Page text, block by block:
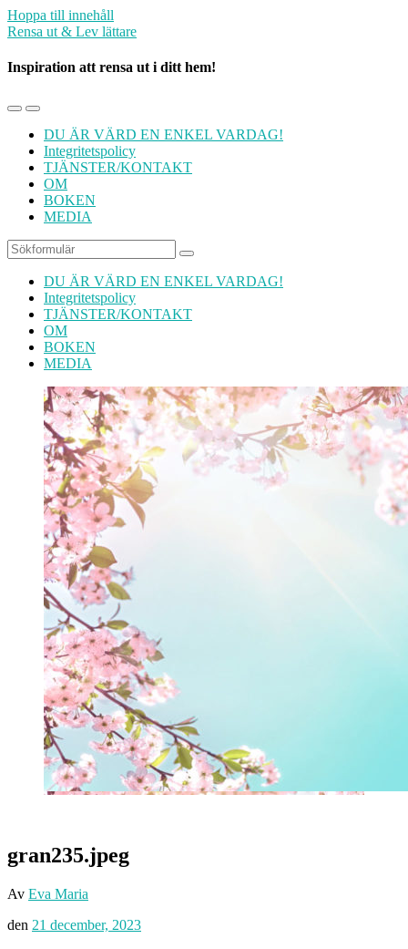
Hoppa till innehåll
Rensa ut & Lev lättare
Inspiration att rensa ut i ditt hem!
Slå
mobilmenyn
Slå
på/av
sökfältet
DU ÄR VÄRD EN ENKEL VARDAG!
Integritetspolicy
TJÄNSTER/KONTAKT
OM
BOKEN
MEDIA
Sök
DU ÄR VÄRD EN ENKEL VARDAG!
Integritetspolicy
TJÄNSTER/KONTAKT
OM
BOKEN
MEDIA
gran235.jpeg
Av Eva Maria
den 21 december, 2023